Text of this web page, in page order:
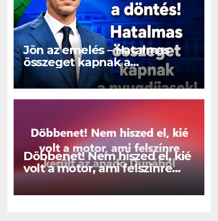
Jön az emelés – Hatalmas
összeget kapnak a
nyugdíjasok!
Döbbenet! Nem hiszed el, kié
volt a motor, ami felszínre
került az apadó Dunából